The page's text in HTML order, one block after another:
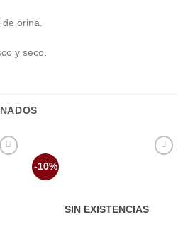
de orina.
y seco.
-10%
SIN EXISTENCIAS